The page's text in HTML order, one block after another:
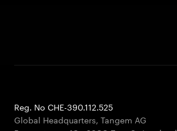
Reg. No CHE-390.112.525
Global Headquarters, Tangem AG